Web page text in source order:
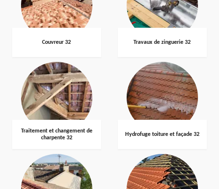
Couvreur 32 Travaux de zinguerie 32
Traitement et changement de
charpente 32
Hydrofuge toiture et façade 32